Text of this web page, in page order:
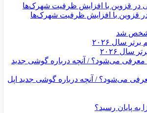
قزوین با افزایش ظرفیت شهرک‌ها
شد
سال ۲۰۲۶
معرفی می‌شود؟ / آنچه درباره گوشی جدید اپل
به پایان رسید؟